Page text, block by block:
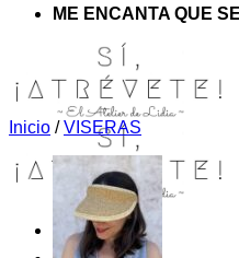
ME ENCANTA QUE
Inicio / VISERAS